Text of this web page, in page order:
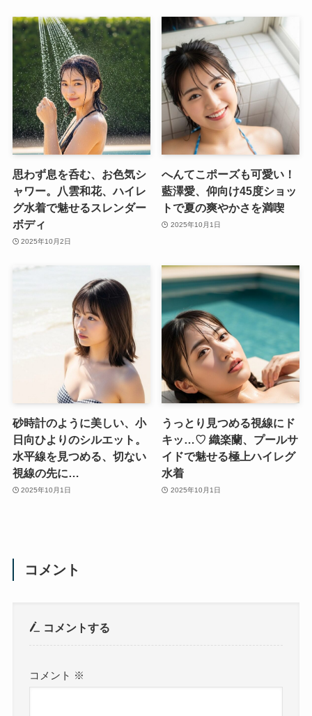
思わず息を呑む、お色気シ
ャワー。八雲和花、ハイレ
グ水着で魅せるスレンダー
ボディ
2025年10月2日
へんてこポーズも可愛い！
藍澤愛、仰向け45度ショッ
トで夏の爽やかさを満喫
2025年10月1日
砂時計のように美しい、小
日向ひよりのシルエット。
水平線を見つめる、切ない
視線の先に…
2025年10月1日
うっとり見つめる視線にド
キッ…♡ 織楽蘭、プールサ
イドで魅せる極上ハイレグ
水着
2025年10月1日
コメント
コメントする
コメント ※